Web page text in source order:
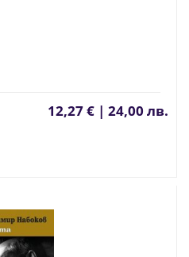
12,27 € | 24,00 лв.